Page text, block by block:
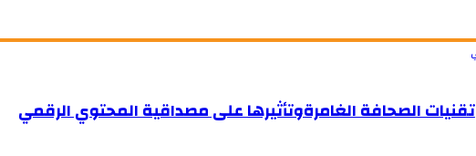
تقنيات الصحافة الغامرةوتأثيرها على مصداقية المحتوي الرقمي